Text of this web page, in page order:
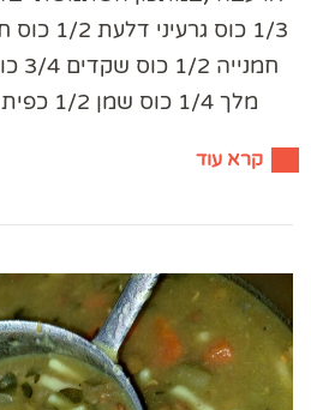
מלך 1/4 כוס שמן 1/2 כפית קינמון כף קוקוס …
קרא עוד